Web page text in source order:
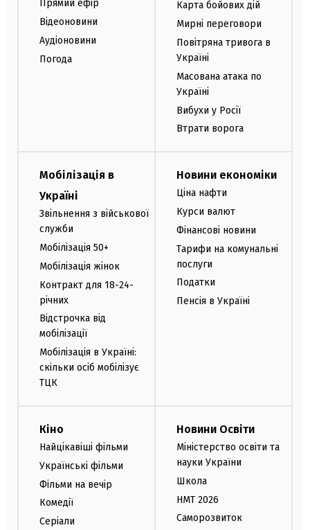
Прямий ефір
Відеоновини
Аудіоновини
Погода
Карта бойових дій
Мирні переговори
Повітряна тривога в
Україні
Масована атака по
Україні
Вибухи у Росії
Втрати ворога
Мобілізація в
Україні
Звільнення з військової
служби
Мобілізація 50+
Мобілізація жінок
Контракт для 18-24-
річних
Відстрочка від
мобілізації
Мобілізація в Україні:
скільки осіб мобілізує
ТЦК
Новини економіки
Ціна нафти
Курси валют
Фінансові новини
Тарифи на комунальні
послуги
Податки
Пенсія в Україні
Кіно
Найцікавіші фільми
Українські фільми
Фільми на вечір
Комедії
Серіали
Новини Освіти
Міністерство освіти та
науки України
Школа
НМТ 2026
Саморозвиток